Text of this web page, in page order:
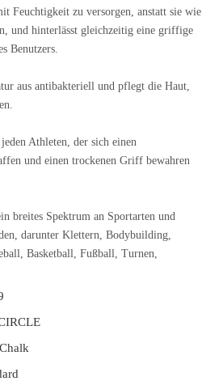
Feuchtigkeit zu versorgen, anstatt sie wie
und hinterlässt gleichzeitig eine griffige
Benutzers.
aus antibakteriell und pflegt die Haut,
Athleten, der sich einen
und einen trockenen Griff bewahren
breites Spektrum an Sportarten und
darunter Klettern, Bodybuilding,
Basketball, Fußball, Turnen,